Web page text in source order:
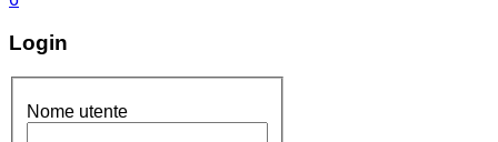
Login
Nome utente